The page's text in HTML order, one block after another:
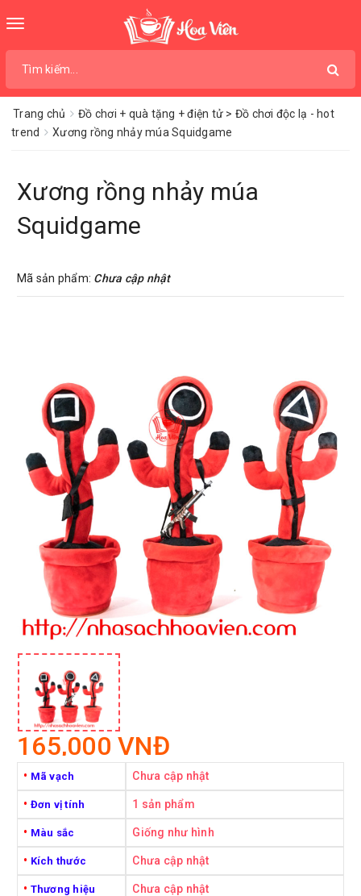
Toggle
Trang chủ
Đồ chơi + quà tặng + điện tử > Đồ chơi độc lạ - hot
trend
Xương rồng nhảy múa Squidgame
Xương rồng nhảy múa
Squidgame
Mã sản phẩm: Chưa cập nhật
165,000 VNĐ
• Mã vạch Chưa cập nhật
• Đơn vị tính 1 sản phẩm
• Màu sắc Giống như hình
• Kích thước Chưa cập nhật
• Thương hiệu Chưa cập nhật